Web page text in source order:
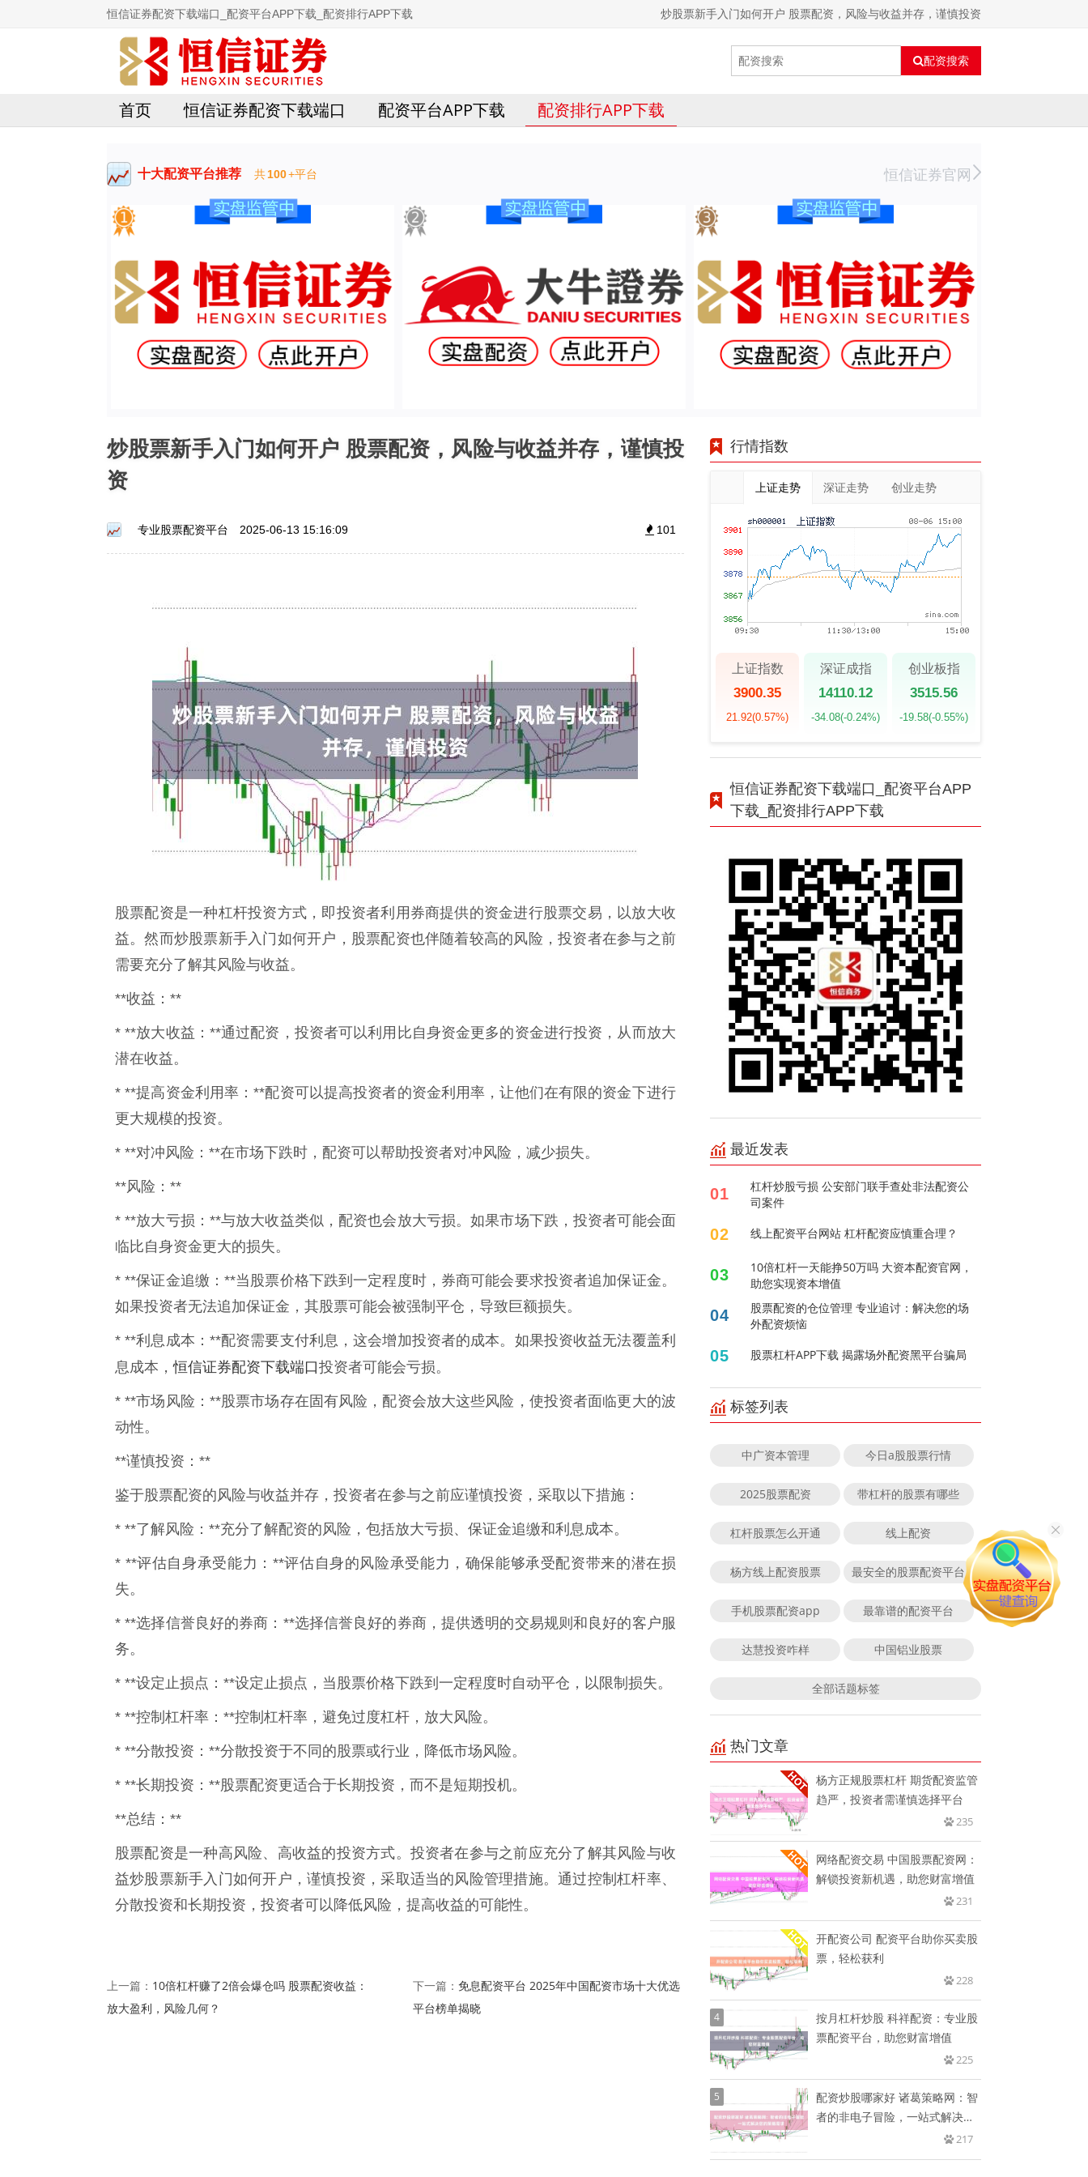
恒信证券配资下载端口_配资平台APP下载_配资排行APP下载 炒股票新手入门如何开户 股票配资，风险与收益并存，谨慎投资
配资搜索
首页 恒信证券配资下载端口 配资平台APP下载 配资排行APP下载
十大配资平台推荐 共100+平台 恒信证券官网
炒股票新手入门如何开户 股票配资，风险与收益并存，谨慎投
资
专业股票配资平台 2025-06-13 15:16:09 101
股票配资是一种杠杆投资方式，即投资者利用券商提供的资金进行股票交易，以放大收
益。然而炒股票新手入门如何开户，股票配资也伴随着较高的风险，投资者在参与之前
需要充分了解其风险与收益。
**收益：**
* **放大收益：**通过配资，投资者可以利用比自身资金更多的资金进行投资，从而放大
潜在收益。
* **提高资金利用率：**配资可以提高投资者的资金利用率，让他们在有限的资金下进行
更大规模的投资。
* **对冲风险：**在市场下跌时，配资可以帮助投资者对冲风险，减少损失。
**风险：**
* **放大亏损：**与放大收益类似，配资也会放大亏损。如果市场下跌，投资者可能会面
临比自身资金更大的损失。
* **保证金追缴：**当股票价格下跌到一定程度时，券商可能会要求投资者追加保证金。
如果投资者无法追加保证金，其股票可能会被强制平仓，导致巨额损失。
* **利息成本：**配资需要支付利息，这会增加投资者的成本。如果投资收益无法覆盖利
息成本，恒信证券配资下载端口投资者可能会亏损。
* **市场风险：**股票市场存在固有风险，配资会放大这些风险，使投资者面临更大的波
动性。
**谨慎投资：**
鉴于股票配资的风险与收益并存，投资者在参与之前应谨慎投资，采取以下措施：
* **了解风险：**充分了解配资的风险，包括放大亏损、保证金追缴和利息成本。
* **评估自身承受能力：**评估自身的风险承受能力，确保能够承受配资带来的潜在损
失。
* **选择信誉良好的券商：**选择信誉良好的券商，提供透明的交易规则和良好的客户服
务。
* **设定止损点：**设定止损点，当股票价格下跌到一定程度时自动平仓，以限制损失。
* **控制杠杆率：**控制杠杆率，避免过度杠杆，放大风险。
* **分散投资：**分散投资于不同的股票或行业，降低市场风险。
* **长期投资：**股票配资更适合于长期投资，而不是短期投机。
**总结：**
股票配资是一种高风险、高收益的投资方式。投资者在参与之前应充分了解其风险与收
益炒股票新手入门如何开户，谨慎投资，采取适当的风险管理措施。通过控制杠杆率、
分散投资和长期投资，投资者可以降低风险，提高收益的可能性。
上一篇： 10倍杠杆赚了2倍会爆仓吗 股票配资收益：
放大盈利，风险几何？
下一篇： 免息配资平台 2025年中国配资市场十大优选
平台榜单揭晓
行情指数
上证走势 深证走势 创业走势
上证指数
3900.35
21.92(0.57%)
深证成指
14110.12
-34.08(-0.24%)
创业板指
3515.56
-19.58(-0.55%)
恒信证券配资下载端口_配资平台APP
下载_配资排行APP下载
最近发表
01
杠杆炒股亏损 公安部门联手查处非法配资公
司案件
02 线上配资平台网站 杠杆配资应慎重合理？
03
10倍杠杆一天能挣50万吗 大资本配资官网，
助您实现资本增值
04
股票配资的仓位管理 专业追讨：解决您的场
外配资烦恼
05 股票杠杆APP下载 揭露场外配资黑平台骗局
标签列表
中广资本管理 今日a股股票行情
2025股票配资 带杠杆的股票有哪些
杠杆股票怎么开通 线上配资
杨方线上配资股票 最安全的股票配资平台
手机股票配资app 最靠谱的配资平台
达慧投资咋样 中国铝业股票
全部话题标签
热门文章
杨方正规股票杠杆 期货配资监管
趋严，投资者需谨慎选择平台
235
网络配资交易 中国股票配资网：
解锁投资新机遇，助您财富增值
231
开配资公司 配资平台助你买卖股
票，轻松获利
228
4
按月杠杆炒股 科祥配资：专业股
票配资平台，助您财富增值
225
5
配资炒股哪家好 诸葛策略网：智
者的非电子冒险，一站式解决您
217